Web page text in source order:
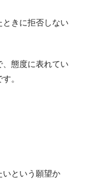
ときに拒否しない
、態度に表れてい
。
いという願望か